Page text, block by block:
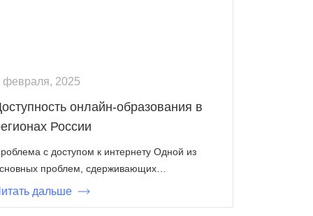
февраля, 2025
онлайн-образования в
России
с доступом к интернету Одной из
проблем, сдерживающих…
дальше